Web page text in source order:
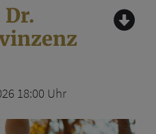
18:00 Uhr